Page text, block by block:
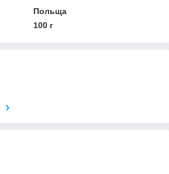
Польща
100 г